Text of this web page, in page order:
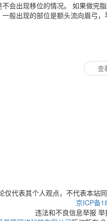
发现移位有几种可能： 1.移植层次
是额头流向眉弓，苹果肌下垂 2.在脂肪
查
仅代表其个人观点，不代表本站
京ICP备
违法和不良信息举报